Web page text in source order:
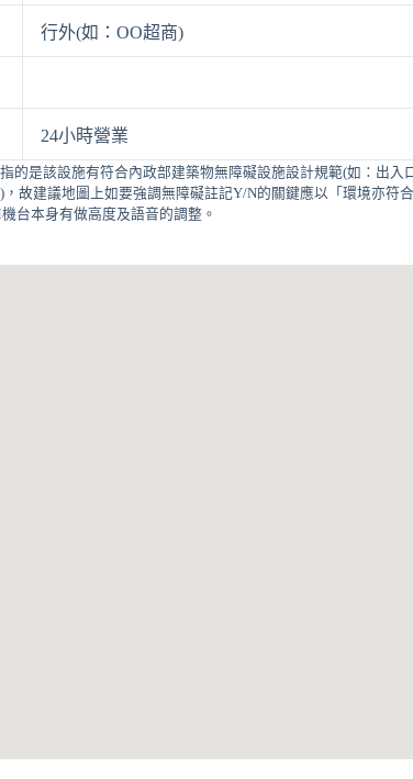
行外(如：OO超商)
24小時營業
的是該設施有符合內政部建築物無障礙設施設計規範(如：出入
故建議地圖上如要強調無障礙註記Y/N的關鍵應以「環境亦符
台本身有做高度及語音的調整。